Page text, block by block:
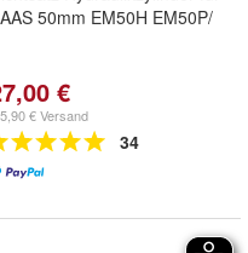
50mm EM50H EM50P/
€
€ Versand
34